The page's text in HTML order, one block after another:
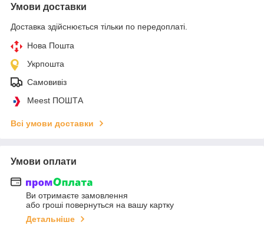
Умови доставки
Доставка здійснюється тільки по передоплаті.
Нова Пошта
Укрпошта
Самовивіз
Meest ПОШТА
Всі умови доставки
Умови оплати
Ви отримаєте замовлення
або гроші повернуться на вашу картку
Детальніше